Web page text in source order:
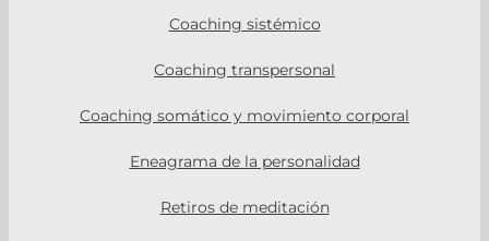
Coaching sistémico
Coaching transpersonal
Coaching somático y movimiento corporal
Eneagrama de la personalidad
Retiros de meditación